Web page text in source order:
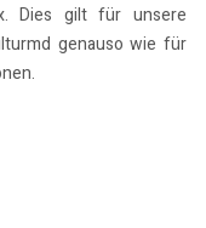
Dies gilt für unsere
genauso wie für